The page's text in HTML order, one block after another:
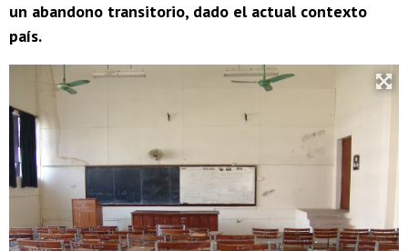
un abandono transitorio, dado el actual contexto
país.